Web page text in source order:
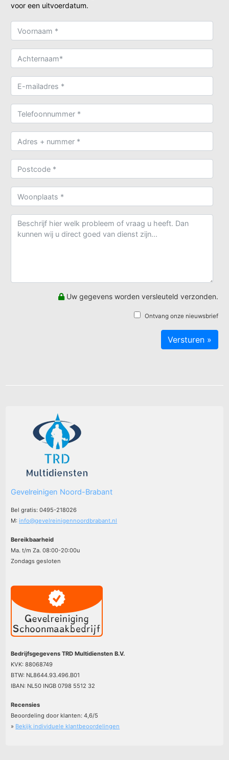
voor een uitvoerdatum.
Uw gegevens worden versleuteld verzonden.
Ontvang onze nieuwsbrief
Gevelreinigen Noord-Brabant
Bel gratis: 0495-218026
M:info@gevelreinigennoordbrabant.nl
Bereikbaarheid
Ma. t/m Za. 08:00-20:00u
Zondags gesloten
Bedrijfsgegevens TRD Multidiensten B.V.
KVK: 88068749
BTW: NL8644.93.496.B01
IBAN: NL50 INGB 0798 5512 32
Recensies
Beoordeling door klanten:4,6/5
» Bekijk individuele klantbeoordelingen